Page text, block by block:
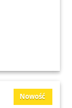
Nowość